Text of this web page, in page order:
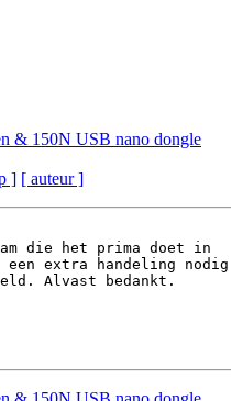
& 150N USB nano dongle
] [ auteur ]
die het prima doet in
extra handeling nodig
Alvast bedankt.